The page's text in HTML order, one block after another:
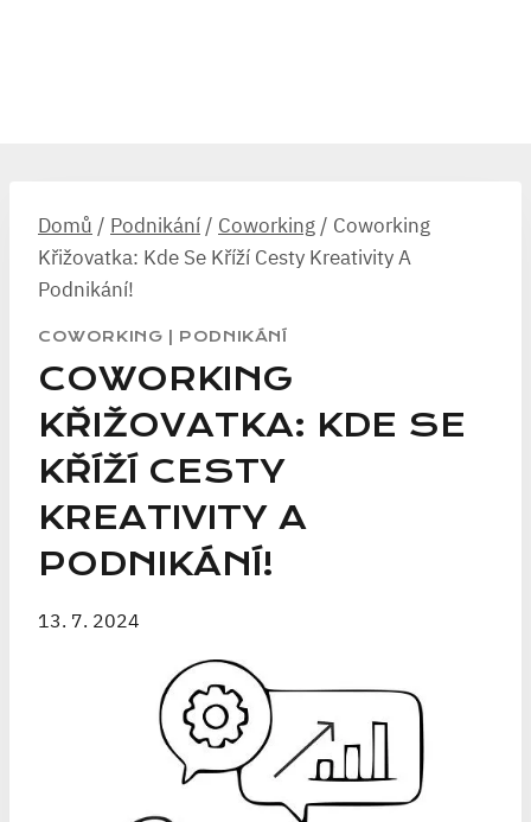
Domů / Podnikání / Coworking / Coworking
Křižovatka: Kde Se Kříží Cesty Kreativity A
Podnikání!
COWORKING PODNIKÁNÍ
COWORKING
KŘIŽOVATKA: KDE SE
KŘÍŽÍ CESTY
KREATIVITY A
PODNIKÁNÍ!
13. 7. 2024